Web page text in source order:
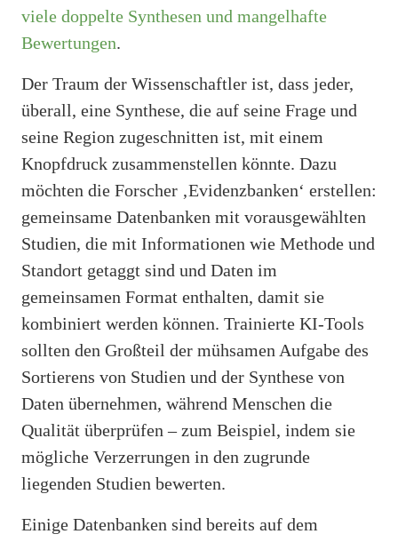
viele doppelte Synthesen und mangelhafte
Bewertungen.
Der Traum der Wissenschaftler ist, dass jeder,
überall, eine Synthese, die auf seine Frage und
seine Region zugeschnitten ist, mit einem
Knopfdruck zusammenstellen könnte. Dazu
möchten die Forscher ‚Evidenzbanken‘ erstellen:
gemeinsame Datenbanken mit vorausgewählten
Studien, die mit Informationen wie Methode und
Standort getaggt sind und Daten im
gemeinsamen Format enthalten, damit sie
kombiniert werden können. Trainierte KI-Tools
sollten den Großteil der mühsamen Aufgabe des
Sortierens von Studien und der Synthese von
Daten übernehmen, während Menschen die
Qualität überprüfen – zum Beispiel, indem sie
mögliche Verzerrungen in den zugrunde
liegenden Studien bewerten.
Einige Datenbanken sind bereits auf dem